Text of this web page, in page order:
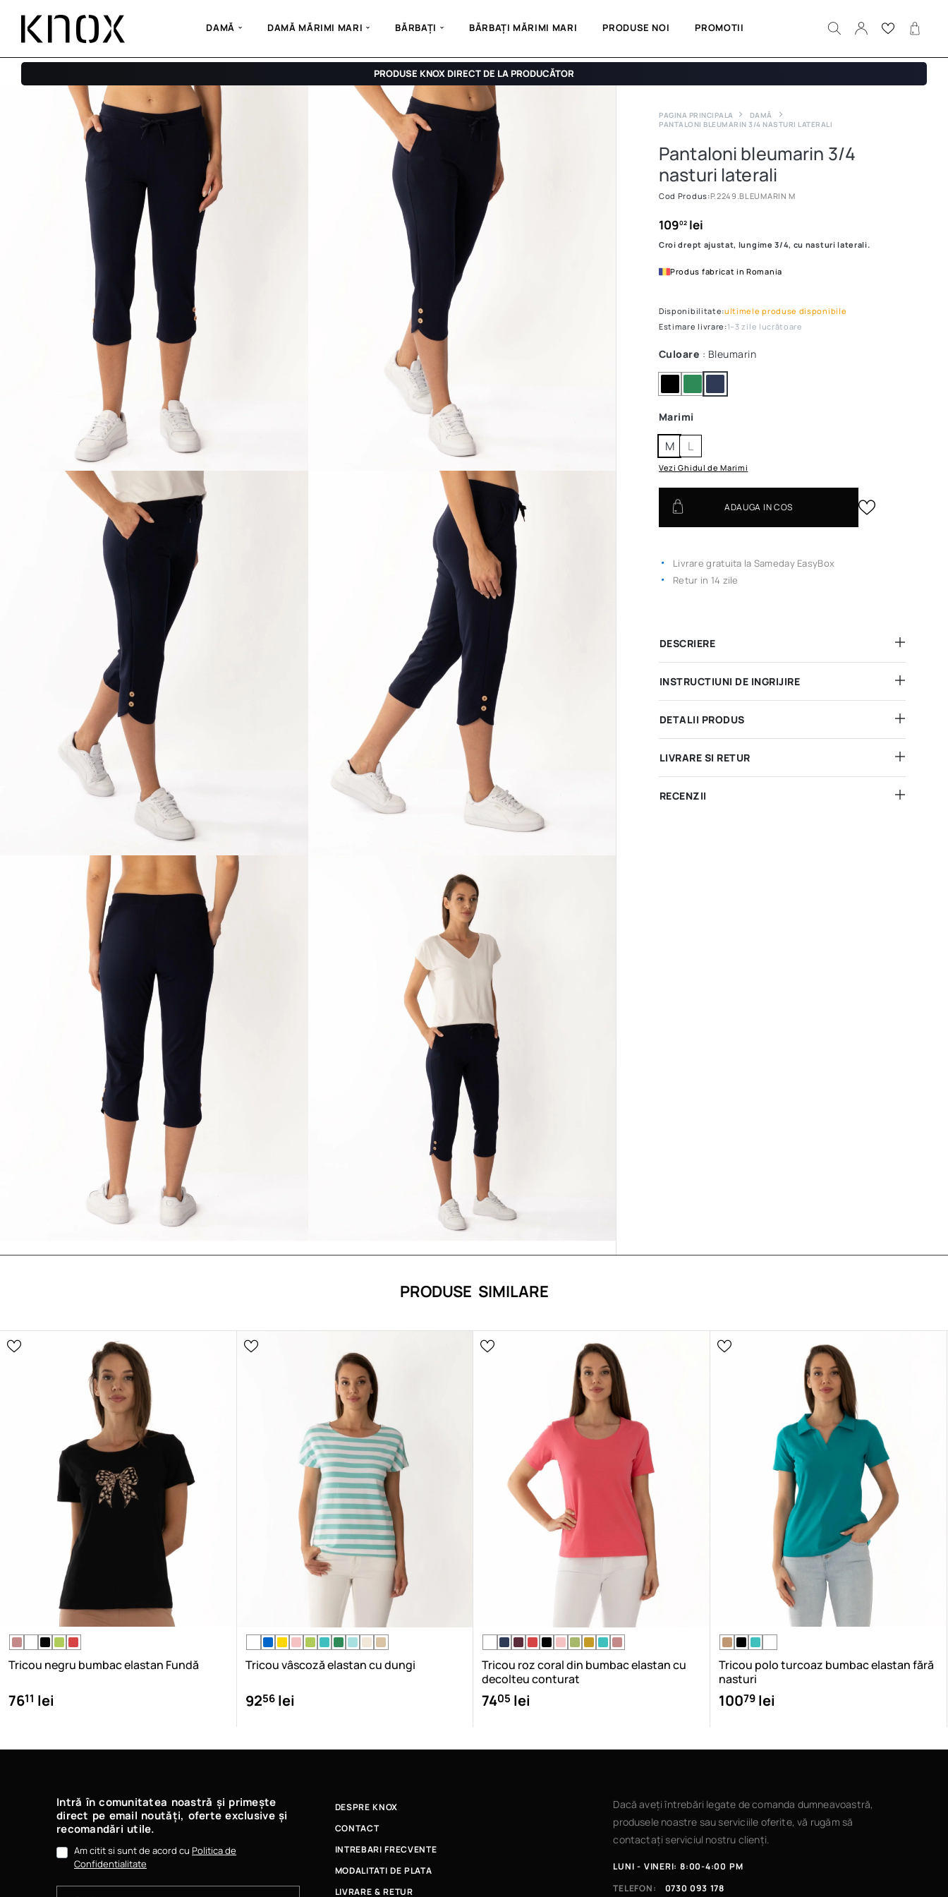
DAMĂ DAMĂ MĂRIMI MARI BĂRBAȚI BĂRBAȚI MĂRIMI MARI PRODUSE NOI PROMOTII
PRODUSE KNOX DIRECT DE LA PRODUCĂTOR
PAGINA PRINCIPALA
DAMĂ
PANTALONI BLEUMARIN 3/4 NASTURI LATERALI
Pantaloni bleumarin 3/4
nasturi laterali
Cod Produs:P.2249.BLEUMARIN M
10902lei
Croi drept ajustat, lungime 3/4, cu nasturi laterali.
Produs fabricat in Romania
Disponibilitate:ultimele produse disponibile
Estimare livrare:1–3 zile lucrătoare
Culoare : Bleumarin
Marimi
M L
Vezi Ghidul de Marimi
ADAUGA IN COS
Livrare gratuita la Sameday EasyBox
Retur in 14 zile
DESCRIERE
INSTRUCTIUNI DE INGRIJIRE
DETALII PRODUS
LIVRARE SI RETUR
RECENZII
PRODUSE SIMILARE
Tricou negru bumbac elastan Fundă
7611 lei
Tricou vâscoză elastan cu dungi
9256lei
Tricou roz coral din bumbac elastan cu
decolteu conturat
7405 lei
Tricou polo turcoaz bumbac elastan fără
nasturi
10079 lei
Intră în comunitatea noastră și primește
direct pe email noutăți, oferte exclusive și
recomandări utile.
Am citit si sunt de acord cu Politica de
Confidentialitate
DESPRE KNOX
CONTACT
INTREBARI FRECVENTE
MODALITATI DE PLATA
LIVRARE & RETUR
Dacă aveți întrebări legate de comanda dumneavoastră,
produsele noastre sau serviciile oferite, vă rugăm să
contactați serviciul nostru clienți.
LUNI - VINERI: 8:00-4:00 PM
TELEFON:
0730 093 178